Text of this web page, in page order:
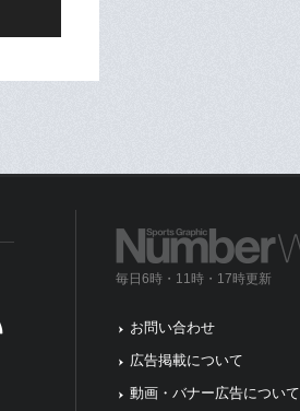
毎日6時・11時・17時更新
お問い合わせ
広告掲載について
動画・バナー広告について